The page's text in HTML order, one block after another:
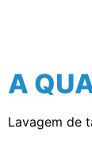
A
Lavagem de